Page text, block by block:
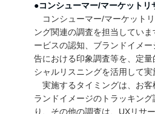
●コンシューマー/マーケットリ
コンシューマー/マーケット
ング関連の調査を担当してい
ービスの認知、ブランドイメ
告における印象調査等を、定
シャルリスニングを活用して実
実施するタイミングは、お
ランドイメージのトラッキン
り、その他の調査は、UXリサ